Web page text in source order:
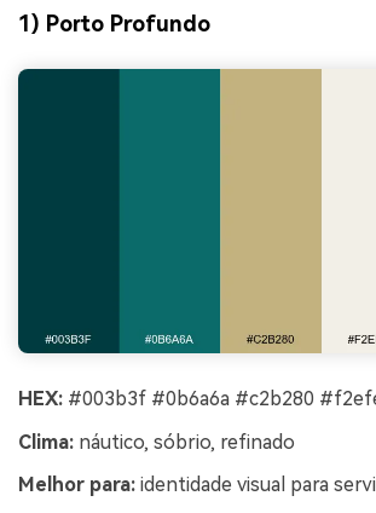
1) Porto Profundo
HEX: #003b3f #0b6a6a #c2b280
Clima: náutico, sóbrio, refinado
Melhor para: identidade visual para